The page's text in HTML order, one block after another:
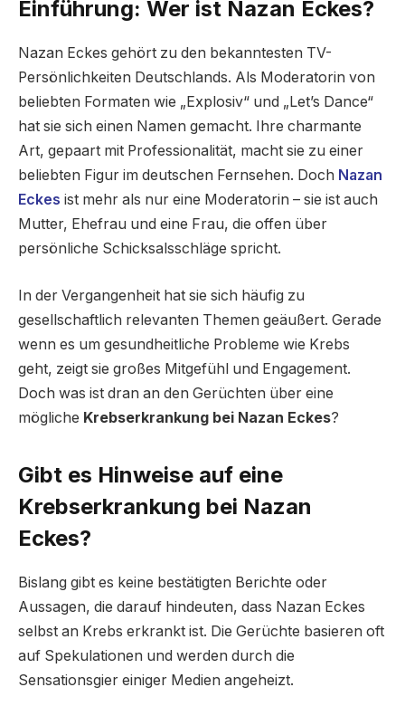
Einführung: Wer ist Nazan Eckes?
Nazan Eckes gehört zu den bekanntesten TV-
Persönlichkeiten Deutschlands. Als Moderatorin von
beliebten Formaten wie „Explosiv“ und „Let’s Dance“
hat sie sich einen Namen gemacht. Ihre charmante
Art, gepaart mit Professionalität, macht sie zu einer
beliebten Figur im deutschen Fernsehen. Doch Nazan
Eckes ist mehr als nur eine Moderatorin – sie ist auch
Mutter, Ehefrau und eine Frau, die offen über
persönliche Schicksalsschläge spricht.
In der Vergangenheit hat sie sich häufig zu
gesellschaftlich relevanten Themen geäußert. Gerade
wenn es um gesundheitliche Probleme wie Krebs
geht, zeigt sie großes Mitgefühl und Engagement.
Doch was ist dran an den Gerüchten über eine
mögliche Krebserkrankung bei Nazan Eckes?
Gibt es Hinweise auf eine
Krebserkrankung bei Nazan
Eckes?
Bislang gibt es keine bestätigten Berichte oder
Aussagen, die darauf hindeuten, dass Nazan Eckes
selbst an Krebs erkrankt ist. Die Gerüchte basieren oft
auf Spekulationen und werden durch die
Sensationsgier einiger Medien angeheizt.